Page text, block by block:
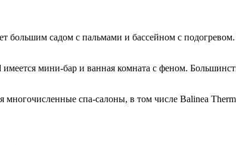
большим садом с пальмами и бассейном с
мини-бар и ванная комната с феном.
многочисленные спа-салоны, в том числе Balinea